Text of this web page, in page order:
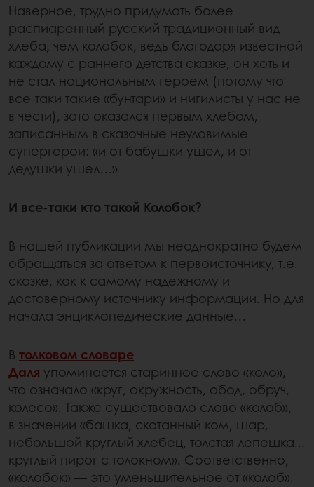
Наверное, трудно придумать более
распиаренный русский традиционный вид
хлеба, чем колобок, ведь благодаря известной
каждому с раннего детства сказке, он хоть и
не стал национальным героем (потому что
все-таки такие «бунтари» и нигилисты у нас не
в чести), зато оказался первым хлебом,
записанным в сказочные неуловимые
супергерои: «и от бабушки ушел, и от
дедушки ушел…»
И все-таки кто такой Колобок?
В нашей публикации мы неоднократно будем
обращаться за ответом к первоисточнику, т.е.
сказке, как к самому надежному и
достоверному источнику информации. Но для
начала энциклопедические данные…
В толковом словаре
Даля упоминается старинное слово «коло»,
что означало «круг, окружность, обод, обруч,
колесо». Также существовало слово «колоб»,
в значении «башка, скатанный ком, шар,
небольшой круглый хлебец, толстая лепешка...
круглый пирог с толокном». Соответственно,
«колобок» — это уменьшительное от «колоб».